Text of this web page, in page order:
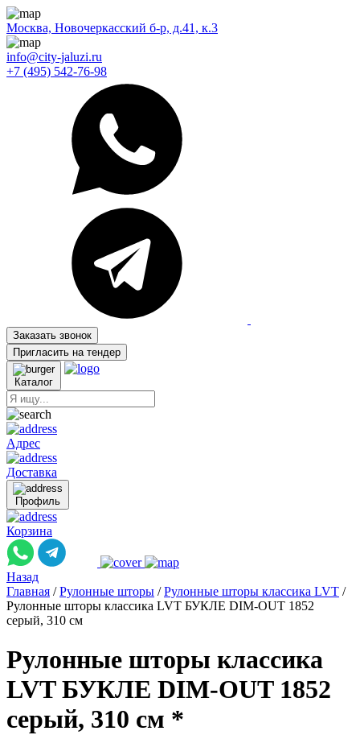
Москва, Новочеркасский б-р, д.41, к.3
info@city-jaluzi.ru
+7 (495) 542-76-98
Заказать звонок
Пригласить на тендер
Каталог
Адрес
Доставка
Профиль
Корзина
Назад
Главная / Рулонные шторы / Рулонные шторы классика LVT /
Рулонные шторы классика LVT БУКЛЕ DIM-OUT 1852
серый, 310 см
Рулонные шторы классика
LVT БУКЛЕ DIM-OUT 1852
серый, 310 см *